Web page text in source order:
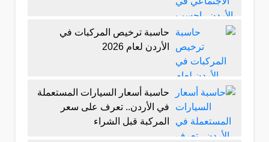
حاسبة ترخيص المركبات في
الأردن لعام 2026
حاسبة أسعار السيارات المستعملة
في الأردن.. تعرف على سعر
المركبة قبل الشراء